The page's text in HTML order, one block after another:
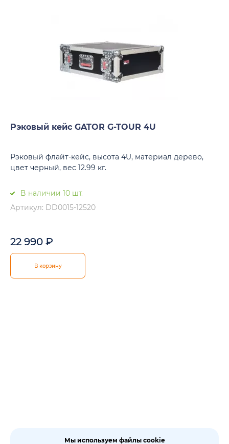
Рэковый кейс GATOR G-TOUR 4U
Рэковый флайт-кейс, высота 4U, материал дерево,
цвет черный, вес 12.99 кг.
В наличии 10 шт.
Артикул: DD0015-12520
22 990 ₽
В корзину
Мы используем файлы cookie